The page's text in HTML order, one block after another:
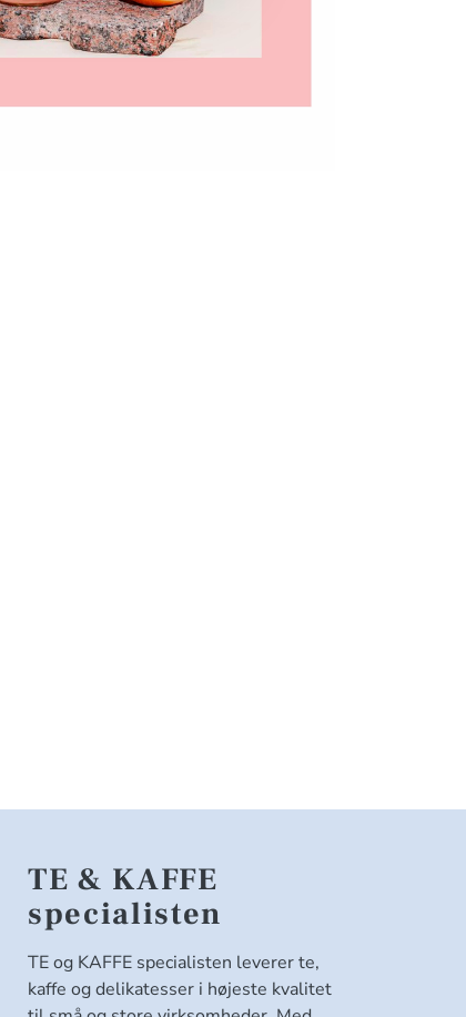
TE & KAFFE
specialisten
TE og KAFFE specialisten leverer te,
kaffe og delikatesser i højeste kvalitet